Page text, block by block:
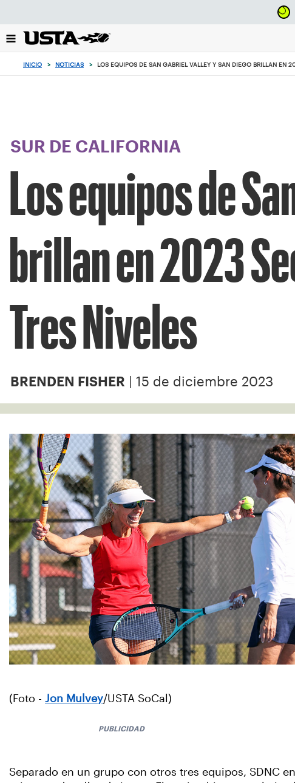
el
botón
INICIO > NOTICIAS > LOS EQUIPOS DE SAN GABRIEL VALLEY Y SAN DIEGO BRILLAN EN
SUR DE CALIFORNIA
Los equipos de
brillan en 2023
Tres Niveles
BRENDEN FISHER | 15 de diciembre 2023
(Foto - Jon Mulvey/USTA SoCal)
PUBLICIDAD
Separado en un grupo con otros tres equipos, SDNC